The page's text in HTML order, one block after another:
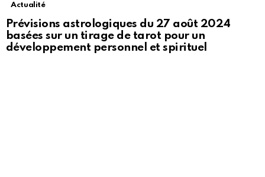
Actualité
Prévisions astrologiques du 27 août 2024
basées sur un tirage de tarot pour un
développement personnel et spirituel